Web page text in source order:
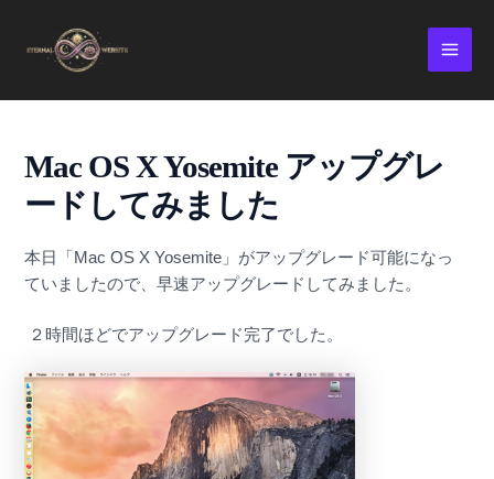
content
Mac OS X Yosemite アップグレ
ードしてみました
本日「Mac OS X Yosemite」がアップグレード可能になっ
ていましたので、早速アップグレードしてみました。
２時間ほどでアップグレード完了でした。